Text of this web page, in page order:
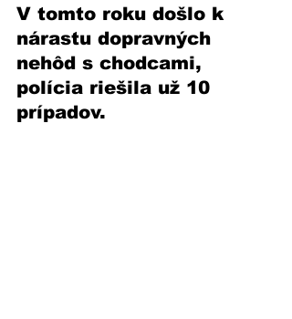
V tomto roku došlo k
nárastu dopravných
nehôd s chodcami,
polícia riešila už 10
prípadov.